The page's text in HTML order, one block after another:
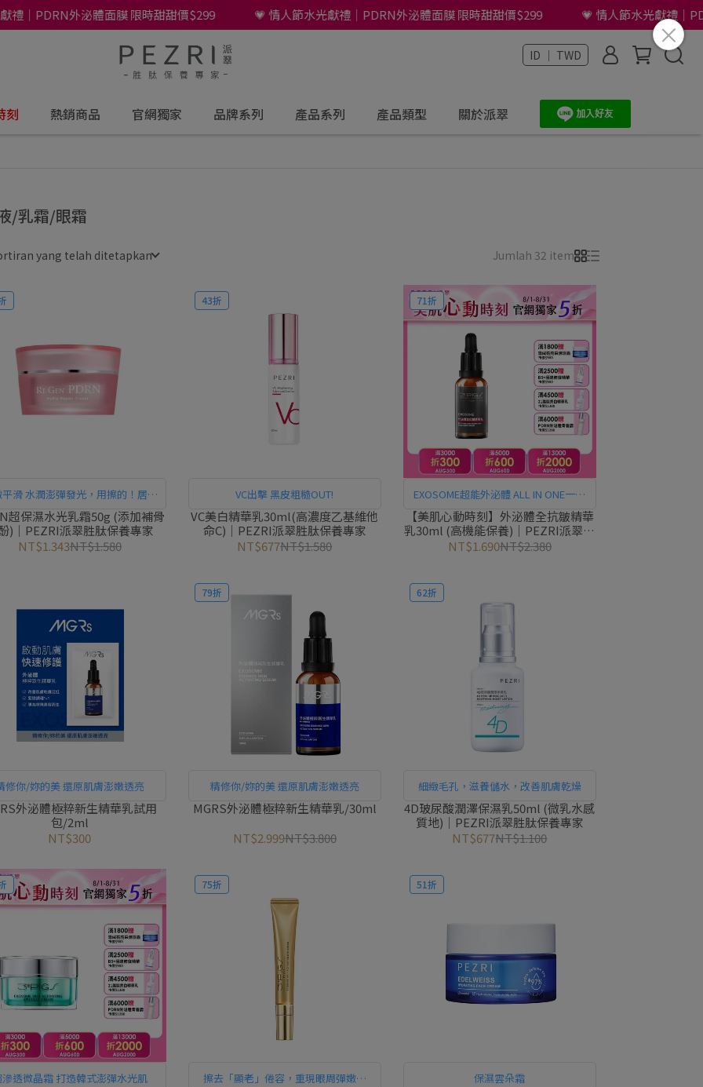
外泌體面膜 限時甜甜價$299 💗 情人節水光獻禮｜PDRN外泌體面膜 限時甜甜價$299 💗 情人節水光獻禮｜PDRN
ID ｜ TWD
刻 熱銷商品 官網獨家 品牌系列 產品系列 產品類型 關於派翠
/乳霜/眼霜
yang telah ditetapkan Jumlah 32 item
滑 水潤澎彈發光，用擦的！居家
水光護理
超保濕水光乳霜50g (添加補骨
)｜PEZRI派翠胜肽保養專家
NT$1.343NT$1.580
43折
VC出擊 黑皮粗糙OUT!
VC美白精華乳30ml(高濃度乙基維他
命C)｜PEZRI派翠胜肽保養專家
NT$677NT$1.580
71折
EXOSOME超能外泌體 ALL IN ONE一瓶
多效！ 平滑細紋、彈嫩肌膚，改善肌膚
暗沉粗糙
【美肌心動時刻】外泌體全抗皺精華
乳30ml (高機能保養)｜PEZRI派翠胜
肽保養專家
NT$1.690NT$2.380
修你/妳的美 還原肌膚澎嫩透亮
外泌體極粹新生精華乳試用
包/2ml
NT$300
79折
精修你/妳的美 還原肌膚澎嫩透亮
MGRS外泌體極粹新生精華乳/30ml
NT$2.999NT$3.800
62折
細緻毛孔，滋養儲水，改善肌膚乾燥
4D玻尿酸潤澤保濕乳50ml (微乳水感
質地)｜PEZRI派翠胜肽保養專家
NT$677NT$1.100
透微晶霜 打造韓式澎彈水光肌
75折
擦去「顯老」倦容，重現眼周彈嫩透
51折
保濕雲朵霜